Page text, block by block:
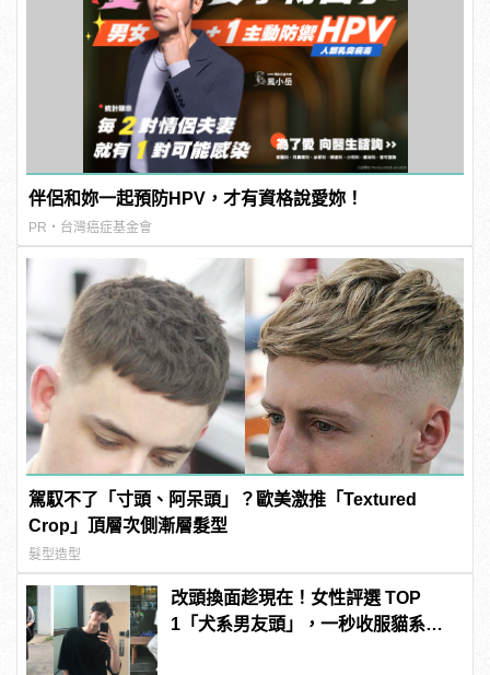
伴侶和妳一起預防HPV，才有資格說愛妳！
PR・台灣癌症基金會
駕馭不了「寸頭、阿呆頭」？歐美激推「Textured
Crop」頂層次側漸層髮型
髮型造型
改頭換面趁現在！女性評選 TOP
1「犬系男友頭」，一秒收服貓系女